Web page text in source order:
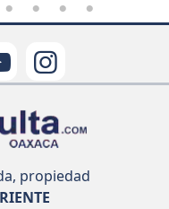
propiedad